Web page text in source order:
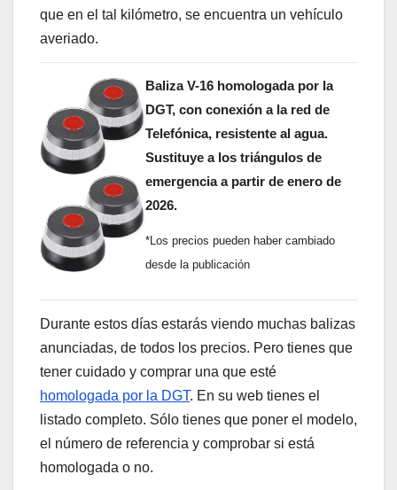
que en el tal kilómetro, se encuentra un vehículo
averiado.
Baliza V-16 homologada por la
DGT, con conexión a la red de
Telefónica, resistente al agua.
Sustituye a los triángulos de
emergencia a partir de enero de
2026.
*Los precios pueden haber cambiado
desde la publicación
Durante estos días estarás viendo muchas balizas
anunciadas, de todos los precios. Pero tienes que
tener cuidado y comprar una que esté
homologada por la DGT. En su web tienes el
listado completo. Sólo tienes que poner el modelo,
el número de referencia y comprobar si está
homologada o no.